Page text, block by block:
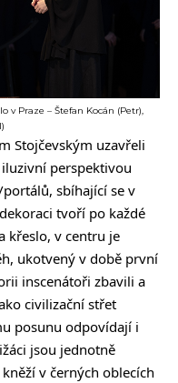
v Praze – Štefan Kocán (Petr),
Stojčevským uzavřeli
perspektivou
sbíhající se v
tvoří po každé
křeslo, v centru je
ukotvený v době první
inscenátoři zbavili a
civilizační střet
posunu odpovídají i
jsou jednotně
v černých oblecích